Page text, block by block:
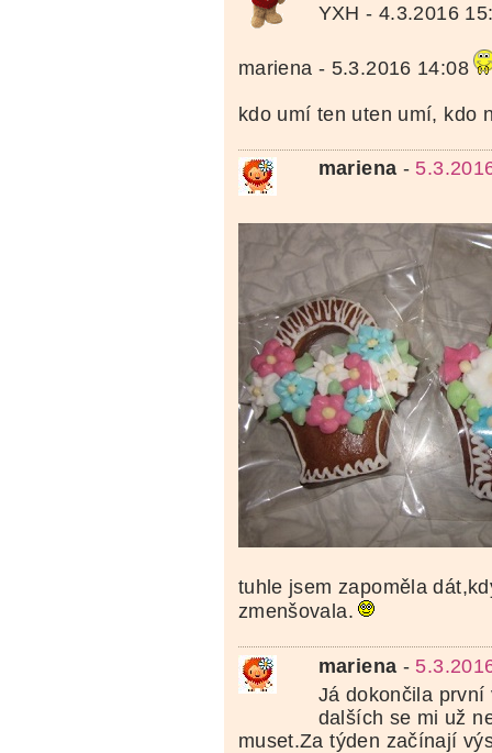
YXH - 4.3.2016
mariena - 5.3.2016 14:08
kdo umí ten uten umí, kdo
mariena -
tuhle jsem zapoměla
zmenšovala.
mariena -
Já dokončila
dalších se mi už
muset.Za týden začínají